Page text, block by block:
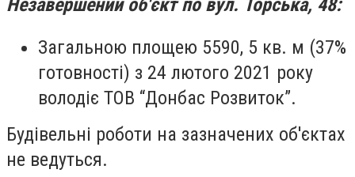
Незавершений об'єкт повул. Торська, 48:
Загальною площею 5590, 5 кв. м (37%
готовності) з 24 лютого 2021 року
володіє ТОВ “Донбас Розвиток”.
Будівельні роботи на зазначених об'єктах
не ведуться.